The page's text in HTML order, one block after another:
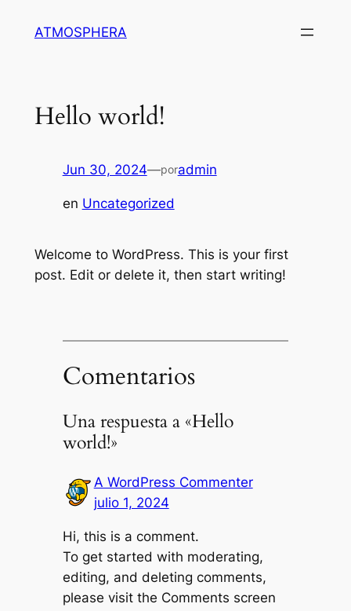
ATMOSPHERA
Hello world!
Jun 30, 2024—poradmin
en Uncategorized
Welcome to WordPress. This is your first
post. Edit or delete it, then start writing!
Comentarios
Una respuesta a «Hello
world!»
A WordPress Commenter
julio 1, 2024
Hi, this is a comment.
To get started with moderating,
editing, and deleting comments,
please visit the Comments screen